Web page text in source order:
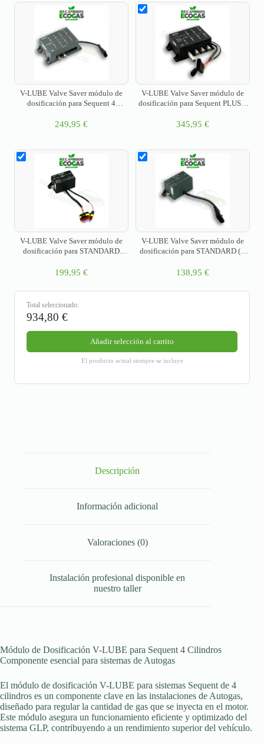
V-LUBE Valve Saver módulo de
dosificación para Sequent 4
integrada)
249,95 €
V-LUBE Valve Saver módulo de
dosificación para Sequent PLUS 4
345,95 €
V-LUBE Valve Saver módulo de
dosificación para STANDARD
199,95 €
V-LUBE Valve Saver módulo de
dosificación para STANDARD (al
138,95 €
Total seleccionado:
934,80 €
Añadir selección al carrito
El producto actual siempre se incluye
Descripción
Información adicional
Valoraciones (0)
Instalación profesional disponible en
nuestro taller
Módulo de Dosificación V-LUBE para Sequent 4 Cilindros
Componente esencial para sistemas de Autogas
El módulo de dosificación V-LUBE para sistemas Sequent de 4
cilindros es un componente clave en las instalaciones de Autogas,
diseñado para regular la cantidad de gas que se inyecta en el motor.
Este módulo asegura un funcionamiento eficiente y optimizado del
sistema GLP, contribuyendo a un rendimiento superior del vehículo.